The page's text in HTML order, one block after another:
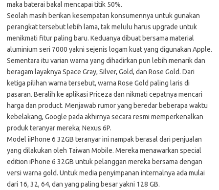
maka baterai bakal mencapai titik 50%.
Seolah masih berikan kesempatan konsumennya untuk gunakan
perangkat tersebut lebih lama, tak melulu harus upgrade untuk
menikmati fitur paling baru. Keduanya dibuat bersama material
aluminium seri 7000 yakni sejenis logam kuat yang digunakan Apple.
Sementara itu varian warna yang dihadirkan pun lebih menarik dan
beragam layaknya Space Gray, Silver, Gold, dan Rose Gold. Dari
ketiga pilihan warna tersebut, warna Rose Gold paling laris di
pasaran. Beralih ke aplikasi Priceza dan nikmati cepatnya mencari
harga dan product. Menjawab rumor yang beredar beberapa waktu
kebelakang, Google pada akhirnya secara resmi memperkenalkan
produk teranyar mereka; Nexus 6P.
Model iiPhone 6 32GB teranyar ini nampak berasal dari penjualan
yang dilakukan oleh Taiwan Mobile. Mereka menawarkan special
edition iPhone 6 32GB untuk pelanggan mereka bersama dengan
versi warna gold. Untuk media penyimpanan internalnya ada mulai
dari 16, 32, 64, dan yang paling besar yakni 128 GB.